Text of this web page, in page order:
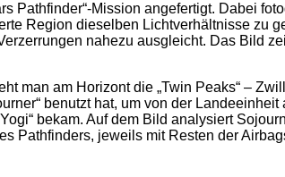
Pathfinder“-Mission angefertigt. Dabei
Region dieselben Lichtverhältnisse zu
nahezu ausgleicht. Das Bild
man am Horizont die „Twin Peaks“ –
benutzt hat, um von der
bekam. Auf dem Bild analysiert
Pathfinders, jeweils mit Resten der